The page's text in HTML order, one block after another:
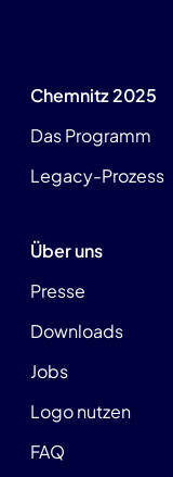
Chemnitz 2025
Das Programm
Legacy-Prozess
Über uns
Presse
Downloads
Jobs
Logo nutzen
FAQ